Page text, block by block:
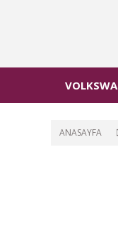
ANASAYFA